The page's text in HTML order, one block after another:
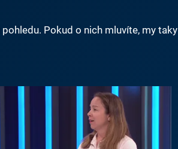
Pokud o nich mluvíte, my taky